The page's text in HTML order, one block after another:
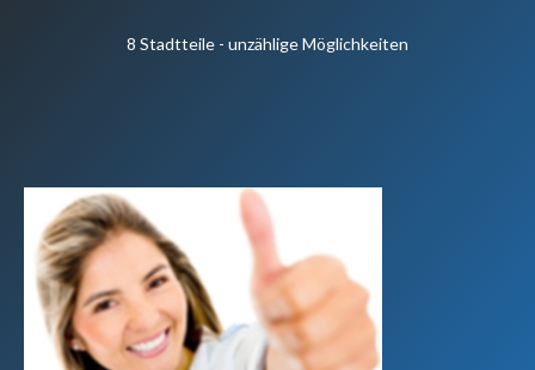
8 Stadtteile - unzählige Möglichkeiten